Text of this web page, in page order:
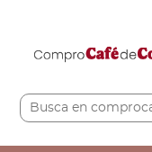
COMPRA AQUÍ